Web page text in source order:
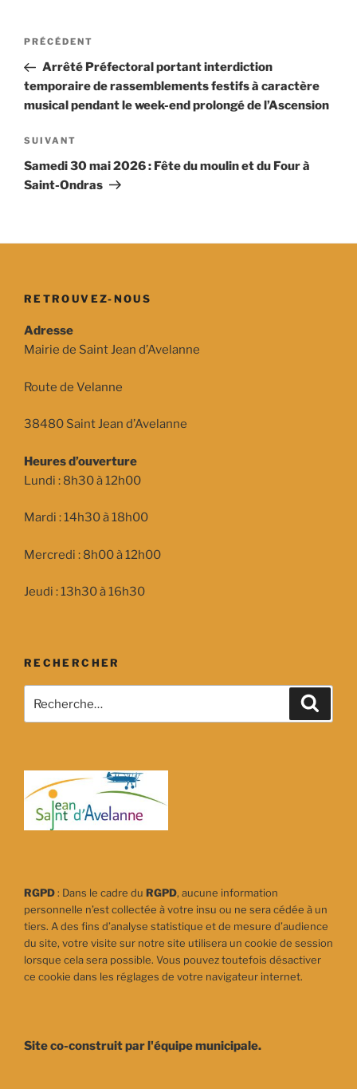
Navigation
l’article
Article
précédent
PRÉCÉDENT
Arrêté Préfectoral portant interdiction
temporaire de rassemblements festifs à caractère
musical pendant le week-end prolongé de l’Ascension
Article
suivant
SUIVANT
Samedi 30 mai 2026 : Fête du moulin et du Four à
Saint-Ondras
RETROUVEZ-NOUS
Adresse
Mairie de Saint Jean d’Avelanne
Route de Velanne
38480 Saint Jean d’Avelanne
Heures d’ouverture
Lundi : 8h30 à 12h00
Mardi : 14h30 à 18h00
Mercredi : 8h00 à 12h00
Jeudi : 13h30 à 16h30
RECHERCHER
pour
RGPD: Dans le cadre du RGPD, aucune information
personnelle n’est collectée à votre insu ou ne sera cédée à un
tiers. A des fins d’analyse statistique et de mesure d’audience
du site, votre visite sur notre site utilisera un cookie de session
lorsque cela sera possible. Vous pouvez toutefois désactiver
ce cookie dans les réglages de votre navigateur internet.
Site co-construit par l'équipe municipale.